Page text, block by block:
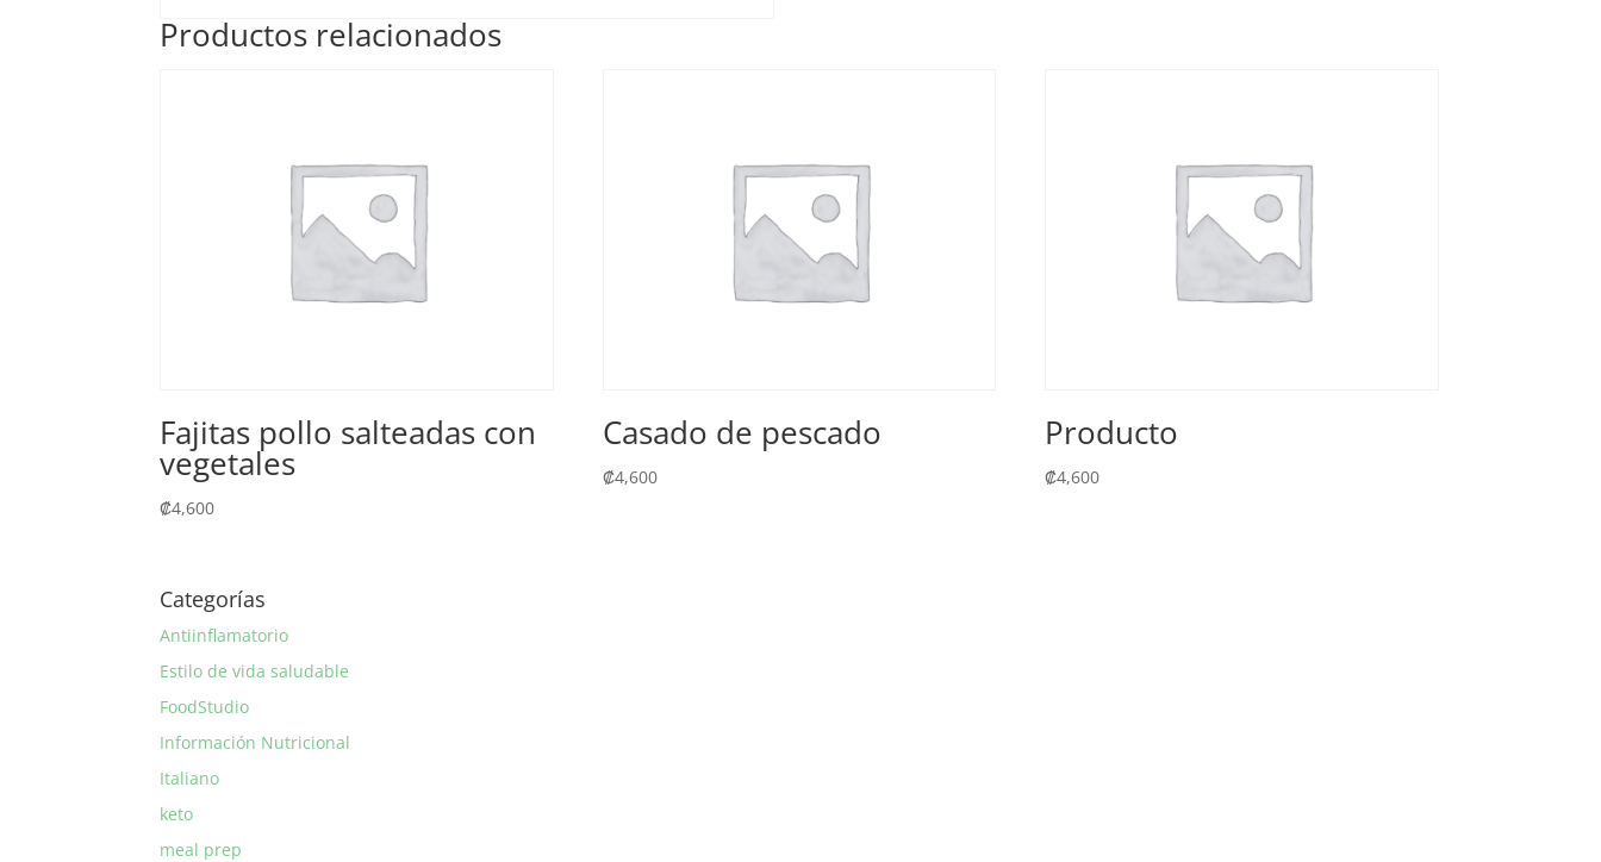
Productos relacionados
Fajitas pollo salteadas con
vegetales
₡4,600
Casado de pescado
₡4,600
Producto
₡4,600
Categorías
Antiinflamatorio
Estilo de vida saludable
FoodStudio
Información Nutricional
Italiano
keto
meal prep